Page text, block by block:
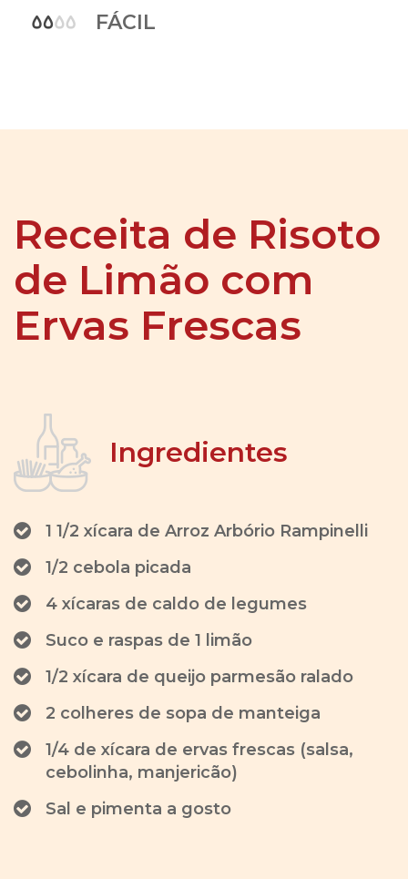
FÁCIL
Receita de Risoto
de Limão com
Ervas Frescas
Ingredientes
1 1/2 xícara de Arroz Arbório Rampinelli
1/2 cebola picada
4 xícaras de caldo de legumes
Suco e raspas de 1 limão
1/2 xícara de queijo parmesão ralado
2 colheres de sopa de manteiga
1/4 de xícara de ervas frescas (salsa,
cebolinha, manjericão)
Sal e pimenta a gosto